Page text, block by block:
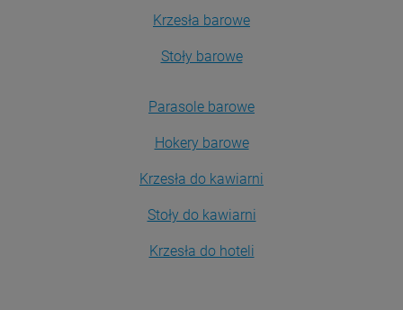
Krzesła barowe
Stoły barowe
Parasole barowe
Hokery barowe
Krzesła do kawiarni
Stoły do kawiarni
Krzesła do hoteli